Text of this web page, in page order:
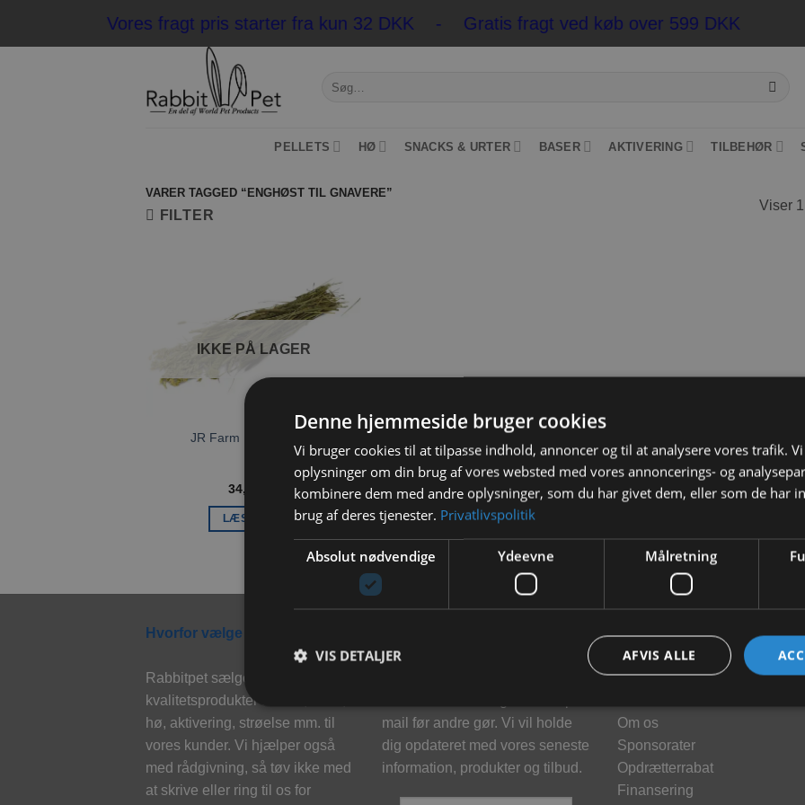
Vores fragt pris starter fra kun 32 DKK - Gratis fragt ved køb over 599 DKK
efter:
PELLETS HØ SNACKS & URTER BASER AKTIVERING TILBEHØR
VARER TAGGED “ENGHØST TIL GNAVERE”
FILTER
Viser
Tilføj til
ønskeliste
IKKE PÅ LAGER
JR Farm Enghøst 80g
34,00
LÆS MERE
Hvorfor vælge Rabbitpet?
Rabbitpet sælger ikke kun
kvalitetsprodukter såsom, foder,
hø, aktivering, strøelse mm. til
vores kunder. Vi hjælper også
med rådgivning, så tøv ikke med
at skrive eller ring til os for
mail før andre gør. Vi vil holde
dig opdateret med vores seneste
information, produkter og tilbud.
Information
Kontakt
Om os
Sponsorater
Opdrætterrabat
Finansering
Denne hjemmeside bruger cookies
Vi bruger cookies til at tilpasse indhold, annoncer og til at analysere vores trafik.
oplysninger om din brug af vores websted med vores annoncerings- og
kombinere dem med andre oplysninger, som du har givet dem, eller som de har
brug af deres tjenester. Privatlivspolitik
Absolut nødvendige Ydeevne Målretning
AFVIS ALLE
VIS DETALJER